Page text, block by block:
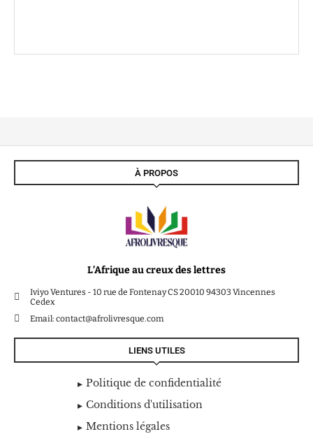
À PROPOS
L’Afrique au creux des lettres
Iviyo Ventures - 10 rue de Fontenay CS 20010 94303 Vincennes
Cedex
Email: contact@afrolivresque.com
LIENS UTILES
Politique de confidentialité
Conditions d'utilisation
Mentions légales